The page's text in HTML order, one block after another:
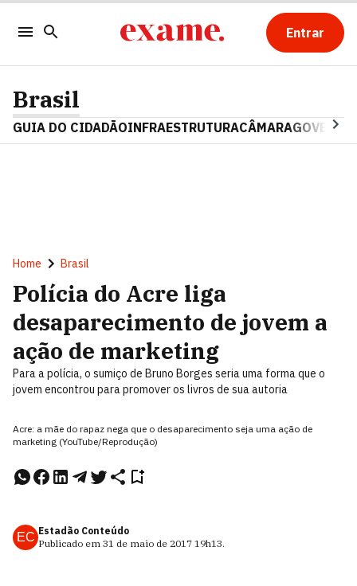
Entrar
Brasil
GUIA DO CIDADÃOINFRAESTRUTURACÂMARAGOVERNO
Home Brasil
Polícia do Acre liga
desaparecimento de jovem a
ação de marketing
Para a polícia, o sumiço de Bruno Borges seria uma forma que o
jovem encontrou para promover os livros de sua autoria
Acre: a mãe do rapaz nega que o desaparecimento seja uma ação de
marketing (YouTube/Reprodução)
EC Estadão Conteúdo
Publicado em 31 de maio de 2017 19h13.